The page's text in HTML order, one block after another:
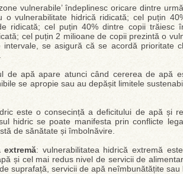
vulnerabile’ îndeplinesc oricare dintre
o vulnerabilitate hidrică ridicată; cel puțin
ridicată; cel puțin 40% dintre copii trăiesc
cel puțin 2 milioane de copii prezintă o
intervale, se asigură că se acordă prioritate
de apă apare atunci când cererea de apă
se apropie sau au depășit limitele
este o consecință a deficitului de apă și
hidric se poate manifesta prin conflicte
de sănătate și îmbolnăvire.
extremă: vulnerabilitatea hidrică extremă
și cel mai redus nivel de servicii de
suprafață, servicii de apă neîmbunătățite sau